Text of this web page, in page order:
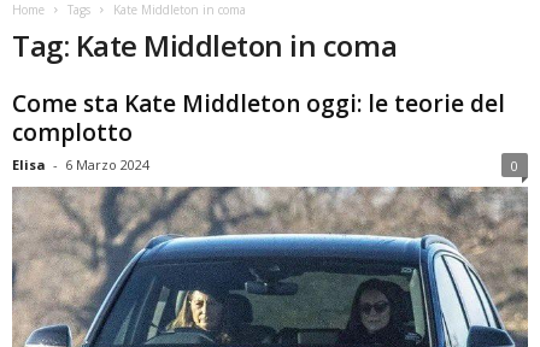
Home Tags Kate Middleton in coma
Tag: Kate Middleton in coma
Come sta Kate Middleton oggi: le teorie del
complotto
Elisa - 6 Marzo 2024 0